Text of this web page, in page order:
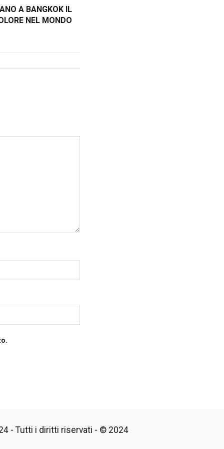
A BANGKOK IL
NEL MONDO
- Tutti i diritti riservati - © 2024